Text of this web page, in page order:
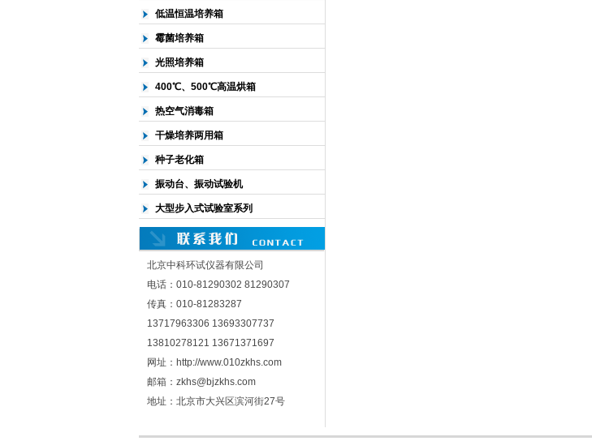
低温恒温培养箱
霉菌培养箱
光照培养箱
400℃、500℃高温烘箱
热空气消毒箱
干燥培养两用箱
种子老化箱
振动台、振动试验机
大型步入式试验室系列
北京中科环试仪器有限公司
电话：010-81290302 81290307
传真：010-81283287
13717963306 13693307737
13810278121 13671371697
网址：http://www.010zkhs.com
邮箱：zkhs@bjzkhs.com
地址：北京市大兴区滨河街27号